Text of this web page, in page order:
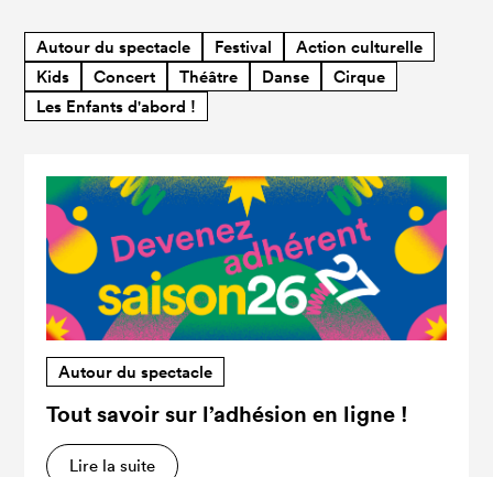
Autour du spectacle Festival
Action culturelle
Kids
Concert Théâtre Danse
Cirque
Les Enfants d'abord !
Autour du spectacle
Tout savoir sur l’adhésion en ligne !
Lire la suite